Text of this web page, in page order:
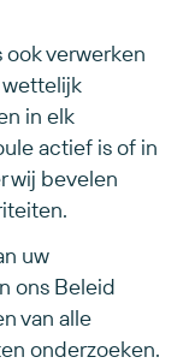
ook verwerken
wettelijk
in elk
actief is of in
wij bevelen
uw
ons Beleid
van alle
onderzoeken.